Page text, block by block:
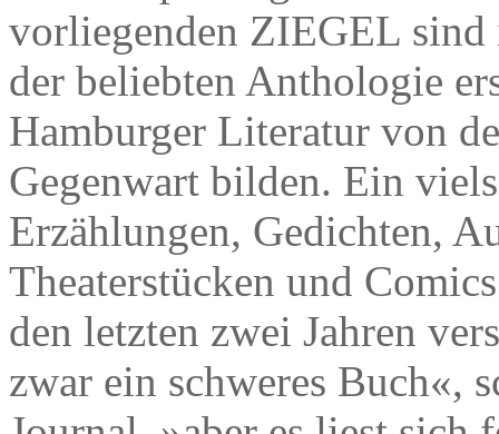
vorliegenden ZIEGEL sind
der beliebten Anthologie
Hamburger Literatur von
Gegenwart bilden. Ein
Erzählungen, Gedichten,
Theaterstücken und
den letzten zwei Jahren
zwar ein schweres Buch«,